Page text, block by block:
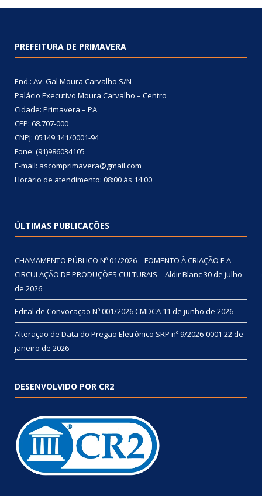
PREFEITURA DE PRIMAVERA
End.: Av. Gal Moura Carvalho S/N
Palácio Executivo Moura Carvalho – Centro
Cidade: Primavera – PA
CEP: 68.707-000
CNPJ: 05149.141/0001-94
Fone: (91)986034105
E-mail: ascomprimavera@gmail.com
Horário de atendimento: 08:00 às 14:00
ÚLTIMAS PUBLICAÇÕES
CHAMAMENTO PÚBLICO Nº 01/2026 – FOMENTO À CRIAÇÃO E A
CIRCULAÇÃO DE PRODUÇÕES CULTURAIS – Aldir Blanc30 de julho
de 2026
Edital de Convocação Nº 001/2026 CMDCA 11 de junho de 2026
Alteração de Data do Pregão Eletrônico SRP nº 9/2026-0001 22 de
janeiro de 2026
DESENVOLVIDO POR CR2